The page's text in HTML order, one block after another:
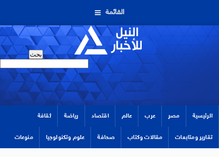
القائمة
الرئيسية مصر عرب عالم اقتصاد رياضة ثقافة
تقارير ومتابعات مقالات وكتاب صحافة علوم وتكنولوجيا منوعات